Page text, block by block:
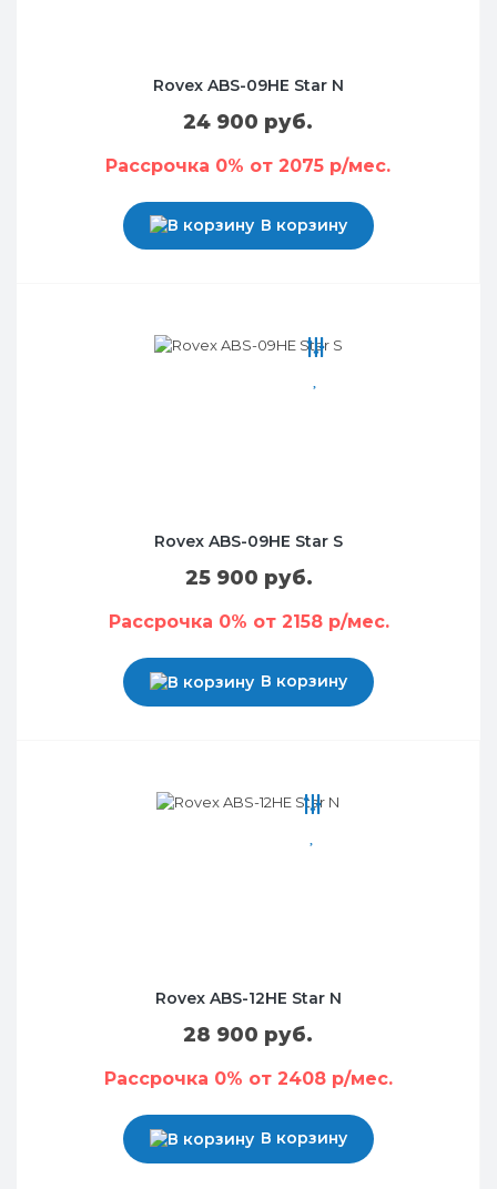
Rovex ABS-09HE Star N
24 900 руб.
Рассрочка 0% от 2075 р/мес.
В корзину
Rovex ABS-09HE Star S
25 900 руб.
Рассрочка 0% от 2158 р/мес.
В корзину
Rovex ABS-12HE Star N
28 900 руб.
Рассрочка 0% от 2408 р/мес.
В корзину